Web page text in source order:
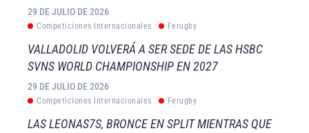
29 DE JULIO DE 2026
Competiciones Internacionales Ferugby
VALLADOLID VOLVERÁ A SER SEDE DE LAS HSBC
SVNS WORLD CHAMPIONSHIP EN 2027
29 DE JULIO DE 2026
Competiciones Internacionales Ferugby
LAS LEONAS7S, BRONCE EN SPLIT MIENTRAS QUE